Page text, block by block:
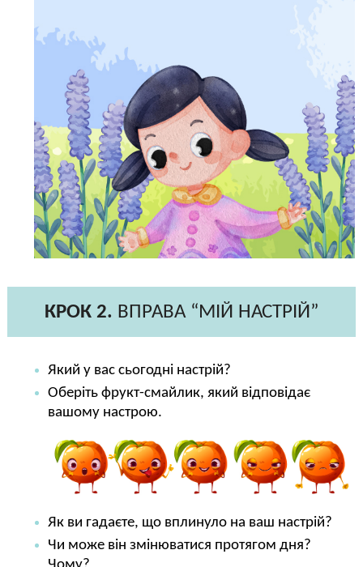
КРОК 2. ВПРАВА “МІЙ НАСТРІЙ”
Який у вас сьогодні настрій?
Оберіть фрукт-смайлик, який відповідає
вашому настрою.
Як ви гадаєте, що вплинуло на ваш настрій?
Чи може він змінюватися протягом дня?